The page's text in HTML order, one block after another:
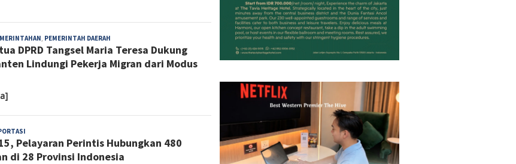
, PEMERINTAH DAERAH
DPRD Tangsel Maria Teresa Dukung
Lindungi Pekerja Migran dari Modus
Pelayaran Perintis Hubungkan 480
di 28 Provinsi Indonesia